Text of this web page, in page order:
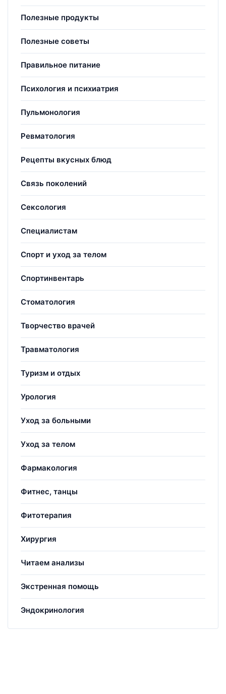
Полезные продукты
Полезные советы
Правильное питание
Психология и психиатрия
Пульмонология
Ревматология
Рецепты вкусных блюд
Связь поколений
Сексология
Специалистам
Спорт и уход за телом
Спортинвентарь
Стоматология
Творчество врачей
Травматология
Туризм и отдых
Урология
Уход за больными
Уход за телом
Фармакология
Фитнес, танцы
Фитотерапия
Хирургия
Читаем анализы
Экстренная помощь
Эндокринология